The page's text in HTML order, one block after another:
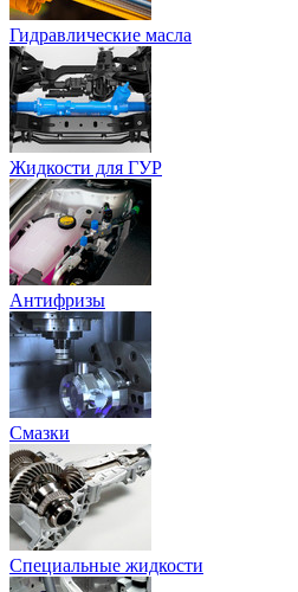
Гидравлические масла
Жидкости для ГУР
Антифризы
Смазки
Специальные жидкости